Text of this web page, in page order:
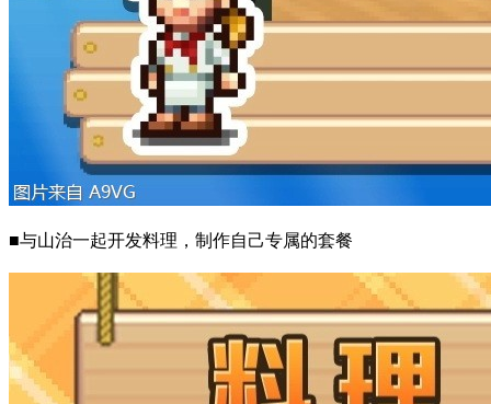
■与山治一起开发料理，制作自己专属的套餐